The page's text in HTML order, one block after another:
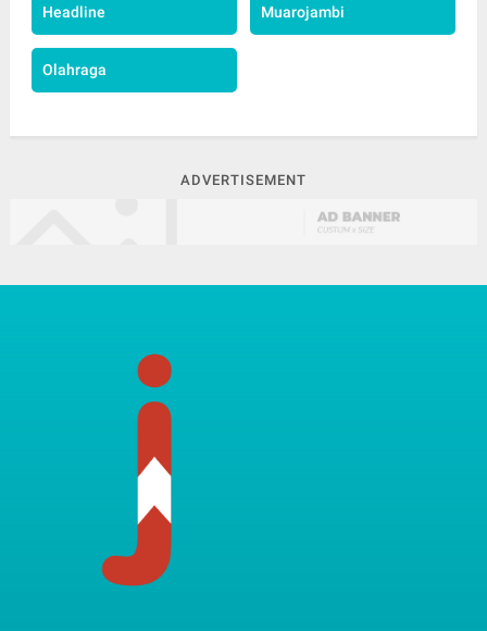
Headline Muarojambi
Olahraga
ADVERTISEMENT